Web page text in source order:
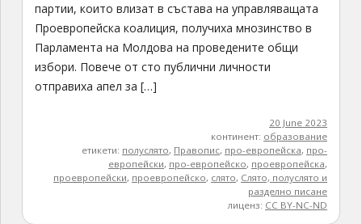
партии, които влизат в състава на управляващата
Проевропейска коалиция, получиха мнозинство в
Парламента на Молдова на проведените общи
избори. Повече от сто публични личности
отправиха апел за […]
20 June 2023
континент: образование
етикети: полуслято, Правопис, про-европейска, про-
европейски, про-европейско, проевропейска,
проевропейски, проевропейско, слято, Слято, полуслято и
разделно писане
лиценз: CC BY-NC-ND